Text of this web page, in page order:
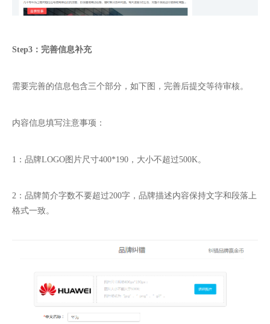
Step3 ： 完善信息补充
需要完善的信息包含三个部分，如下图，完善后提交等待审核。
内容信息填写注意事项：
1 ：品牌LOGO图片尺寸400*190 ，大小不超过500K 。
2 ：品牌简介字数不要超过200字，品牌描述内容保持文字和段落上
格式一致。